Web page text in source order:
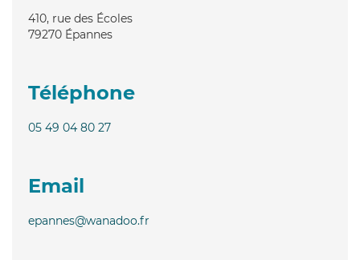
410, rue des Écoles
79270 Épannes
Téléphone
05 49 04 80 27
Email
epannes@wanadoo.fr